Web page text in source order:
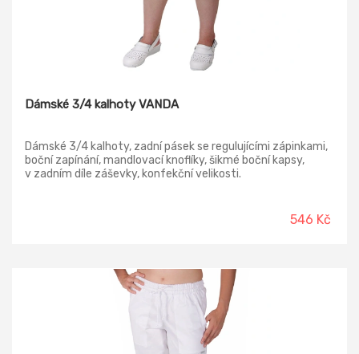
Dámské 3/4 kalhoty VANDA
Dámské 3/4 kalhoty, zadní pásek se regulujícími zápinkami,
boční zapínání, mandlovací knoflíky, šikmé boční kapsy,
v zadním díle záševky, konfekční velikosti.
546 Kč